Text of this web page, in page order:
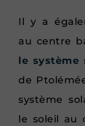
Il y a
au centre
le système
de
système
le soleil au